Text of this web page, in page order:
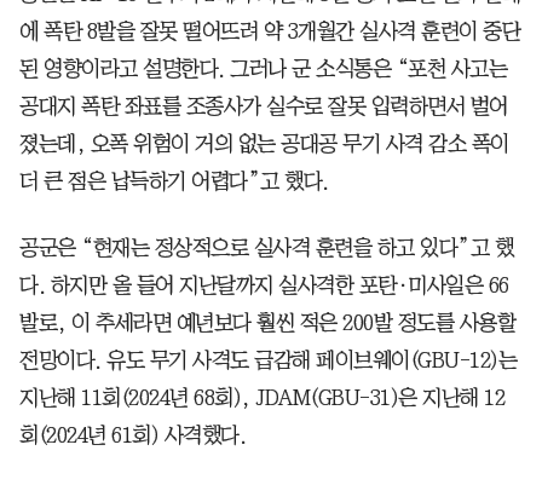
에 폭탄 8발을 잘못 떨어뜨려 약 3개월간 실사격 훈련이 중단
된 영향이라고 설명한다. 그러나 군 소식통은 “포천 사고는
공대지 폭탄 좌표를 조종사가 실수로 잘못 입력하면서 벌어
졌는데, 오폭 위험이 거의 없는 공대공 무기 사격 감소 폭이
더 큰 점은 납득하기 어렵다”고 했다.
공군은 “현재는 정상적으로 실사격 훈련을 하고 있다”고 했
다. 하지만 올 들어 지난달까지 실사격한 포탄·미사일은 66
발로, 이 추세라면 예년보다 훨씬 적은 200발 정도를 사용할
전망이다. 유도 무기 사격도 급감해 페이브웨이(GBU-12)는
지난해 11회(2024년 68회), JDAM(GBU-31)은 지난해 12
회(2024년 61회) 사격했다.